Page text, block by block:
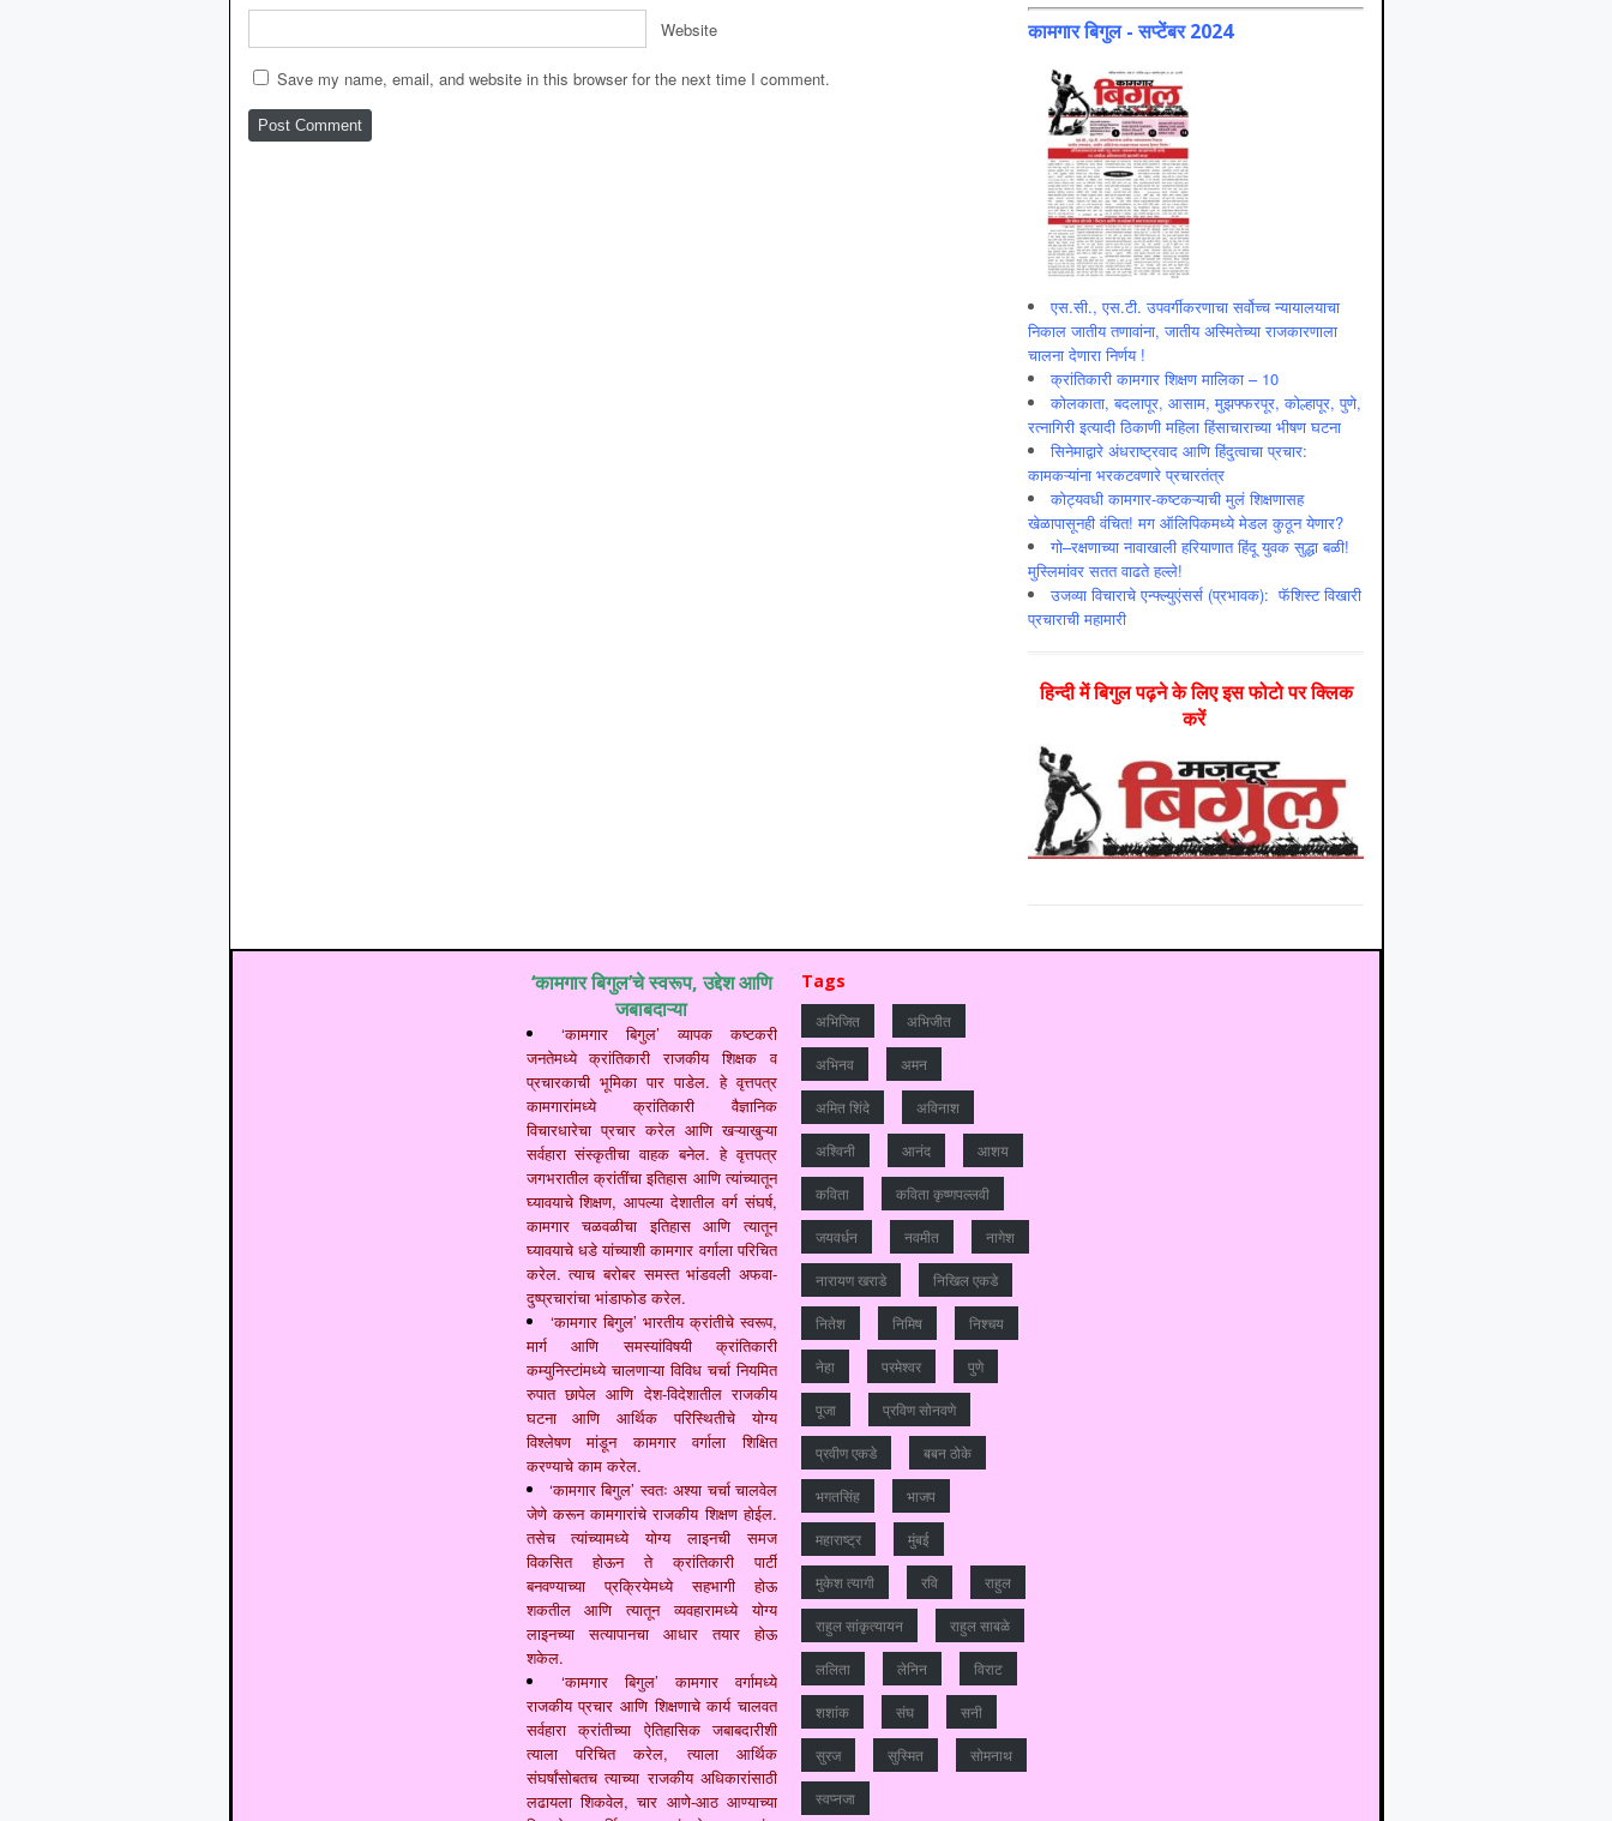
Website
Save my name, email, and website in this browser for the next time I comment.
कामगार बिगुल - सप्टेंबर 2024
एस.सी., एस.टी. उपवर्गीकरणाचा सर्वोच्च न्यायालयाचा
निकाल जातीय तणावांना, जातीय अस्मितेच्या राजकारणाला
चालना देणारा निर्णय !
क्रांतिकारी कामगार शिक्षण मालिका – 10
कोलकाता, बदलापूर, आसाम, मुझफ्फरपूर, कोल्हापूर, पुणे,
रत्नागिरी इत्यादी ठिकाणी महिला हिंसाचाराच्या भीषण घटना
सिनेमाद्वारे अंधराष्ट्रवाद आणि हिंदुत्वाचा प्रचार:
कामकऱ्यांना भरकटवणारे प्रचारतंत्र
कोट्यवधी कामगार-कष्टकऱ्याची मुलं शिक्षणासह
खेळापासूनही वंचित! मग ऑलिपिकमध्ये मेडल कुठून येणार?
गो–रक्षणाच्या नावाखाली हरियाणात हिंदू युवक सुद्धा बळी!
मुस्लिमांवर सतत वाढते हल्ले!
उजव्या विचाराचे एन्फ्ल्युएंसर्स (प्रभावक): फॅशिस्ट विखारी
प्रचाराची महामारी
हिन्‍दी में बिगुल पढ़ने के लिए इस फोटो पर क्लिक
करें
‘कामगार बिगुल’चे स्वरूप, उद्देश आणि
जबाबदाऱ्या
‘कामगार बिगुल’ व्यापक कष्टकरी
जनतेमध्ये क्रांतिकारी राजकीय शिक्षक व
प्रचारकाची भूमिका पार पाडेल. हे वृत्तपत्र
कामगारांमध्ये क्रांतिकारी वैज्ञानिक
विचारधारेचा प्रचार करेल आणि खऱ्याखुऱ्या
सर्वहारा संस्कृतीचा वाहक बनेल. हे वृत्तपत्र
जगभरातील क्रांतींचा इतिहास आणि त्यांच्यातून
घ्यावयाचे शिक्षण, आपल्या देशातील वर्ग संघर्ष,
कामगार चळवळीचा इतिहास आणि त्यातून
घ्यावयाचे धडे यांच्याशी कामगार वर्गाला परिचित
करेल. त्याच बरोबर समस्त भांडवली अफवा-
दुष्प्रचारांचा भांडाफोड करेल.
‘कामगार बिगुल’ भारतीय क्रांतीचे स्वरूप,
मार्ग आणि समस्यांविषयी क्रांतिकारी
कम्युनिस्टांमध्ये चालणाऱ्या विविध चर्चा नियमित
रुपात छापेल आणि देश-विदेशातील राजकीय
घटना आणि आर्थिक परिस्थितीचे योग्य
विश्लेषण मांडून कामगार वर्गाला शिक्षित
करण्याचे काम करेल.
‘कामगार बिगुल’ स्वतः अश्या चर्चा चालवेल
जेणे करून कामगारांचे राजकीय शिक्षण होईल.
तसेच त्यांच्यामध्ये योग्य लाइनची समज
विकसित होऊन ते क्रांतिकारी पार्टी
बनवण्याच्या प्रक्रियेमध्ये सहभागी होऊ
शकतील आणि त्यातून व्यवहारामध्ये योग्य
लाइनच्या सत्यापानचा आधार तयार होऊ
शकेल.
‘कामगार बिगुल’ कामगार वर्गामध्ये
राजकीय प्रचार आणि शिक्षणाचे कार्य चालवत
सर्वहारा क्रांतीच्या ऐतिहासिक जबाबदारीशी
त्याला परिचित करेल, त्याला आर्थिक
संघर्षांसोबतच त्याच्या राजकीय अधिकारांसाठी
लढायला शिकवेल, चार आणे-आठ आण्याच्या
Tags
अभिजित अभिजीत
अभिनव अमन
अमित शिंदे अविनाश
अश्विनी आनंद आशय
कविता कविता कृष्णपल्लवी
जयवर्धन नवमीत नागेश
नारायण खराडे निखिल एकडे
नितेश निमिष निश्चय
नेहा परमेश्वर पुणे
पूजा प्रविण सोनवणे
प्रवीण एकडे बबन ठोके
भगतसिंह भाजप
महाराष्‍ट्र मुंबई
मुकेश त्‍यागी रवि राहुल
राहुल सांकृत्यायन राहुल साबळे
ललिता लेनिन विराट
शशांक संघ सनी
सुरज सुस्मित सोमनाथ
स्वप्नजा